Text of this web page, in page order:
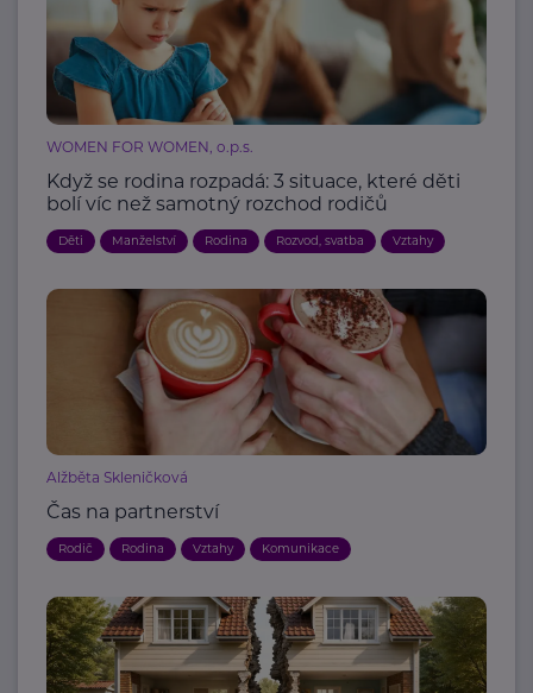
WOMEN FOR WOMEN, o.p.s.
Když se rodina rozpadá: 3 situace, které děti
bolí víc než samotný rozchod rodičů
Děti Manželství Rodina Rozvod, svatba Vztahy
Alžběta Skleničková
Čas na partnerství
Rodič Rodina Vztahy Komunikace